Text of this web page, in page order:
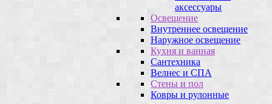
аксессуары
Освещение
Внутреннее освещение
Наружное освещение
Кухня и ванная
Сантехника
Велнес и СПА
Стены и пол
Ковры и рулонные